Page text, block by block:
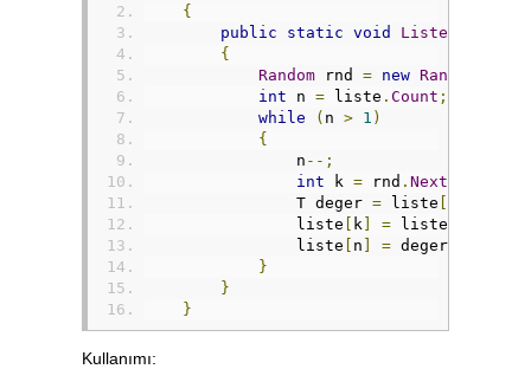
{
public
static void
{
Random rnd = new Random
int n = liste . Count ;
while
( n > 1 )
{
                n
--;
int k = rnd . Next
                T deger
= liste
                liste
k = liste
                liste
n = deger
}
}
}
Kullanımı: